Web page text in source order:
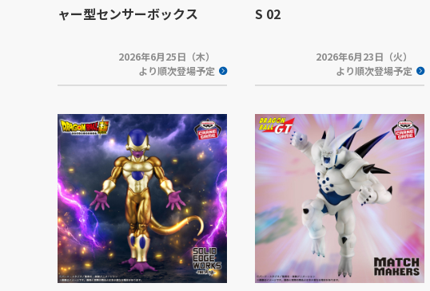
ャー型センサーボックス
2026年6月25日（木）
より順次登場予定
S 02
2026年6月23日（火）
より順次登場予定